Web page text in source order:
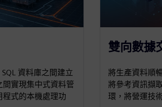
資料庫之間建立
實現集中式資料管
式的本機處理功
雙向數據
將生產資料順
將參考資訊擷
環，將營運技